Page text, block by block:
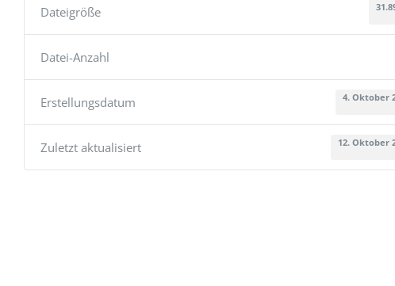
Dateigröße
Datei-Anzahl
Erstellungsdatum 4. Oktober
Zuletzt aktualisiert 12. Oktober